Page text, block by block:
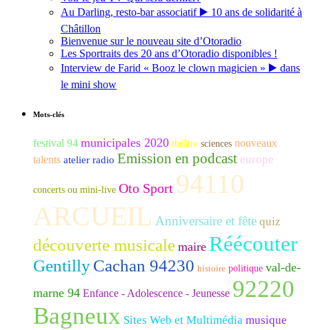
Au Darling, resto-bar associatif ▶️ 10 ans de solidarité à
Châtillon
Bienvenue sur le nouveau site d’Otoradio
Les Sportraits des 20 ans d’Otoradio disponibles !
Interview de Farid « Booz le clown magicien » ▶️ dans
le mini show
Mots-clés
festival 94 municipales 2020 théâtre sciences nouveaux
talents atelier radio Emission en podcast europe
concerts ou mini-live Oto Sport 94110
ARCUEIL Anniversaire et fête quiz
découverte musicale maire Réécouter
GentillyCachan 94230 histoire politique val-de-
marne 94 Enfance - Adolescence - Jeunesse 92220
Bagneux Sites Web et Multimédia musique